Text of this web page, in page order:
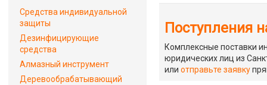
Поступления
Комплексные поставки
юридических лиц из
илиотправьте заявку
Средства индивидуальной
защиты
Дезинфицирующие
средства
Алмазный инструмент
Деревообрабатывающий